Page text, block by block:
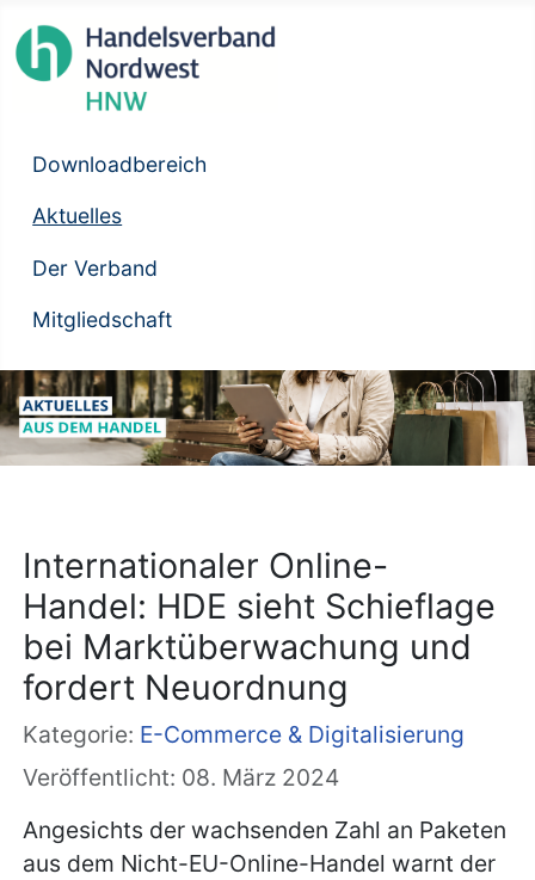
Downloadbereich
Aktuelles
Der Verband
Mitgliedschaft
Internationaler Online-
Handel: HDE sieht Schieflage
bei Marktüberwachung und
fordert Neuordnung
Kategorie: E-Commerce & Digitalisierung
Veröffentlicht: 08. März 2024
Angesichts der wachsenden Zahl an Paketen
aus dem Nicht-EU-Online-Handel warnt der